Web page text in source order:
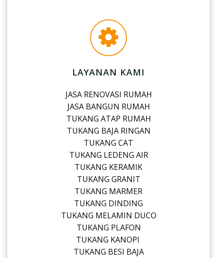
LAYANAN KAMI
JASA RENOVASI RUMAH
JASA BANGUN RUMAH
TUKANG ATAP RUMAH
TUKANG BAJA RINGAN
TUKANG CAT
TUKANG LEDENG AIR
TUKANG KERAMIK
TUKANG GRANIT
TUKANG MARMER
TUKANG DINDING
TUKANG MELAMIN DUCO
TUKANG PLAFON
TUKANG KANOPI
TUKANG BESI BAJA